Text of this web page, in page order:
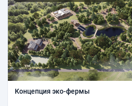
Концепция эко-фермы